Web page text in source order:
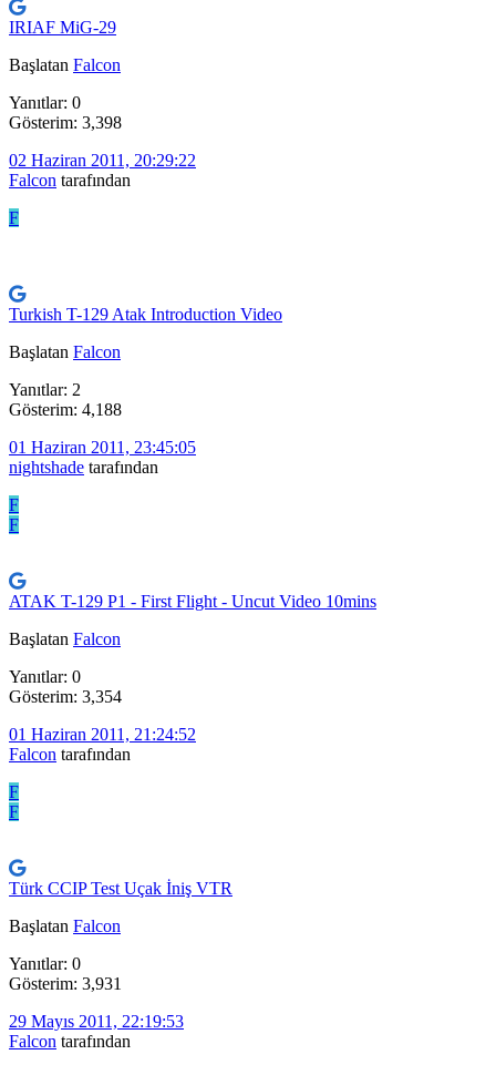
IRIAF MiG-29
Başlatan Falcon
Yanıtlar: 0
Gösterim: 3,398
02 Haziran 2011, 20:29:22
Falcon tarafından
F
Turkish T-129 Atak Introduction Video
Başlatan Falcon
Yanıtlar: 2
Gösterim: 4,188
01 Haziran 2011, 23:45:05
nightshade tarafından
F
F
ATAK T-129 P1 - First Flight - Uncut Video 10mins
Başlatan Falcon
Yanıtlar: 0
Gösterim: 3,354
01 Haziran 2011, 21:24:52
Falcon tarafından
F
F
Türk CCIP Test Uçak İniş VTR
Başlatan Falcon
Yanıtlar: 0
Gösterim: 3,931
29 Mayıs 2011, 22:19:53
Falcon tarafından